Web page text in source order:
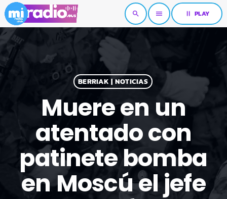
search menu pause PLAY
BERRIAK | NOTICIAS
Muere en un
atentado con
patinete bomba
en Moscú el jefe